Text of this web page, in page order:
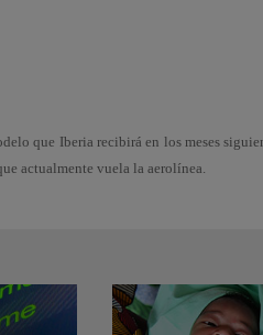
que Iberia recibirá en los meses
actualmente vuela la aerolínea.